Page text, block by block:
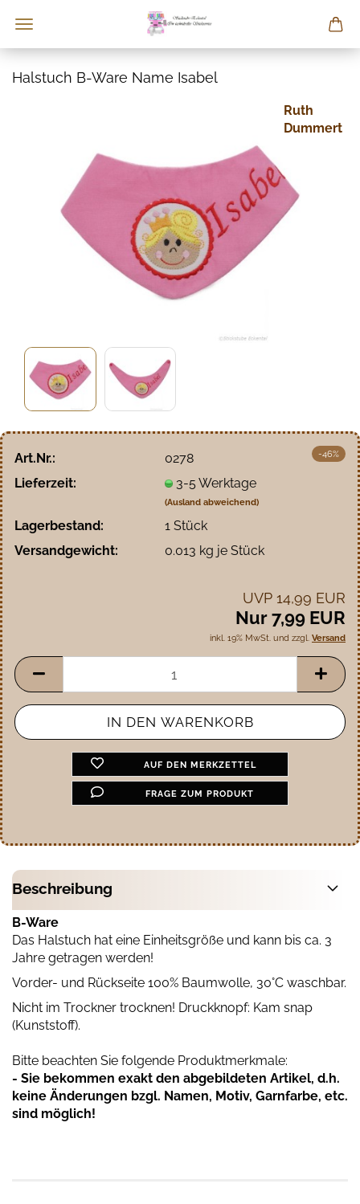
Halstuch B-Ware Name Isabel
Ruth
Dummert
-46%
Art.Nr.:
0278
Lieferzeit:
3-5 Werktage
(Ausland abweichend)
Lagerbestand: 1 Stück
Versandgewicht:
0.013 kg je Stück
UVP 14,99 EUR
Nur 7,99 EUR
inkl. 19% MwSt. und zzgl. Versand
AUF DEN MERKZETTEL
FRAGE ZUM PRODUKT
Beschreibung
B-Ware
Das Halstuch hat eine Einheitsgröße und kann bis ca. 3
Jahre getragen werden!
Vorder- und Rückseite 100% Baumwolle, 30°C waschbar.
Nicht im Trockner trocknen! Druckknopf: Kam snap
(Kunststoff).
Bitte beachten Sie folgende Produktmerkmale:
- Sie bekommen exakt den abgebildeten Artikel, d.h.
keine Änderungen bzgl. Namen, Motiv, Garnfarbe, etc.
sind möglich!